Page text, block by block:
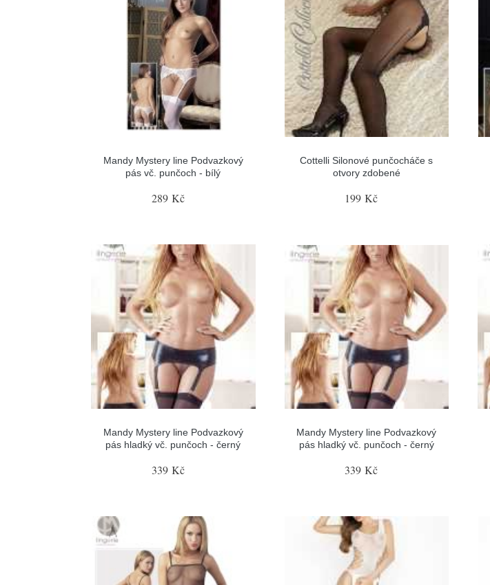
Mandy Mystery line Podvazkový
pás vč. punčoch - bílý
289 Kč
Cottelli Silonové punčocháče s
otvory zdobené
199 Kč
Mandy Mystery line Podvazkový
pás hladký vč. punčoch - černý
339 Kč
Mandy Mystery line Podvazkový
pás hladký vč. punčoch - černý
339 Kč